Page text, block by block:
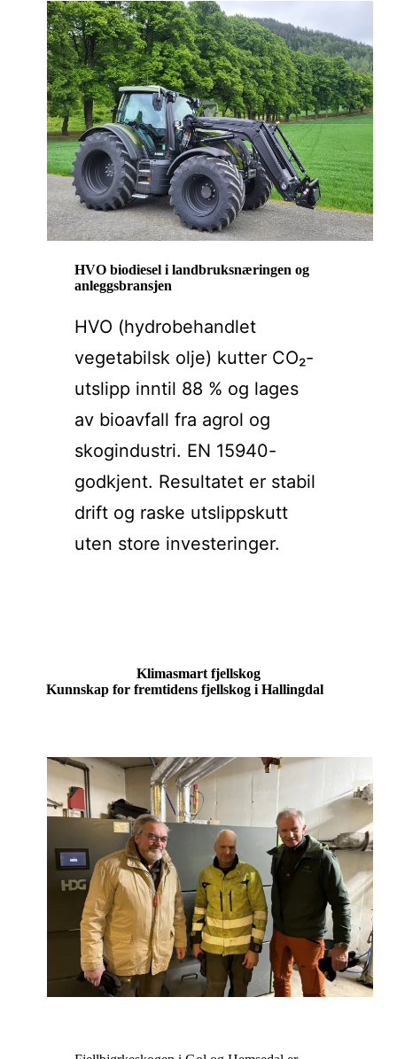
HVO biodiesel i landbruksnæringen og
anleggsbransjen
HVO (hydrobehandlet
vegetabilsk olje) kutter CO₂-
utslipp inntil 88 % og lages
av bioavfall fra agrol og
skogindustri. EN 15940-
godkjent. Resultatet er stabil
drift og raske utslippskutt
uten store investeringer.
Klimasmart fjellskog
Kunnskap for fremtidens fjellskog i Hallingdal